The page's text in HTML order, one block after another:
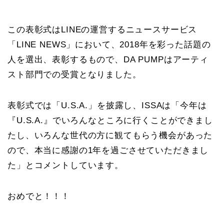
この表彰式はLINEの運営するニュースサービス
「LINE NEWS」において、2018年を彩った話題の
人を選出、表彰するもので、DA PUMPはアーティ
スト部門での受賞となりました。
表彰式では「U.S.A.」を披露し、ISSAは「今年は
『U.S.A.』でいろんなところに行くことができまし
たし、いろんな世代の方に観てもらう機会があった
ので、本当に感謝の1年を過ごさせていただきまし
た」とコメントしています。
おめでと！！！